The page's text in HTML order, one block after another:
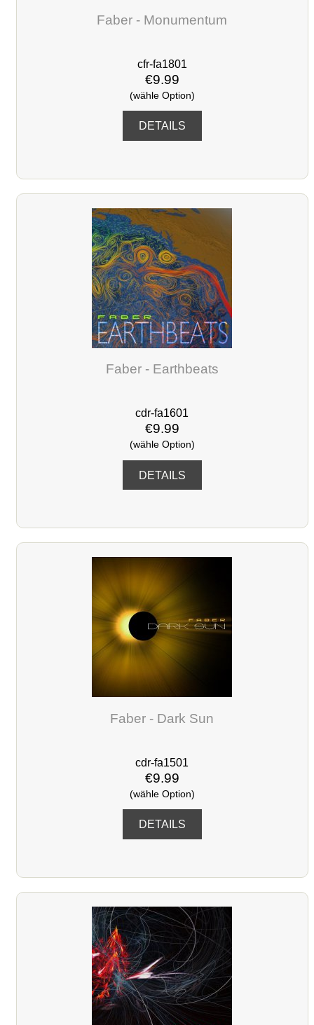
Faber - Monumentum
cfr-fa1801
€9.99
(wähle Option)
DETAILS
Faber - Earthbeats
cdr-fa1601
€9.99
(wähle Option)
DETAILS
Faber - Dark Sun
cdr-fa1501
€9.99
(wähle Option)
DETAILS